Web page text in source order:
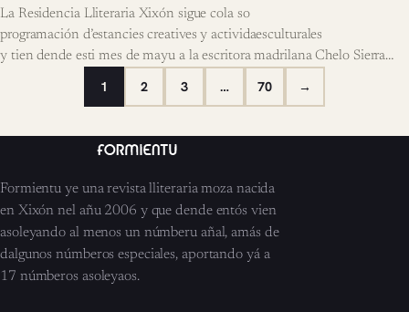
La Residencia Lliteraria Xixón sigue cola so
programación d’estancies creatives y actividaesculturales
y tien dende esti mes de mayu a la escritora madrilana Chelo Sierra
1 2 3 … 70 →
Formientu ye una revista lliteraria moza nacida
en Xixón nel añu 2006 y que dende entós vien
asoleyando al menos un númberu añal, amás de
dalgunos númberos especiales, aportando yá a
17 númberos asoleyaos.